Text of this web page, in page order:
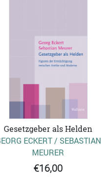
Gesetzgeber als Helden
ECKERT / SEBASTIAN
MEURER
€16,00